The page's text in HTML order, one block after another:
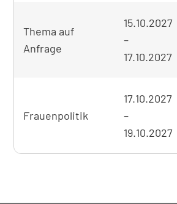
Thema auf
Anfrage
15.10.2027
–
17.10.2027
Frauenpolitik
17.10.2027
–
19.10.2027